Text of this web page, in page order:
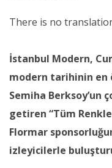
There is no
İstanbul Modern,
modern tarihinin en
Semiha
getiren “Tüm
Flormar
izleyicilerle